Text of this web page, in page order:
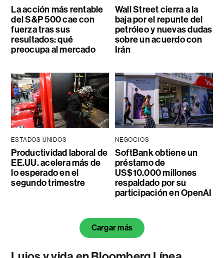
La acción más rentable
del S&P 500 cae con
fuerza tras sus
resultados: qué
preocupa al mercado
Wall Street cierra a la
baja por el repunte del
petróleo y nuevas dudas
sobre un acuerdo con
Irán
ESTADOS UNIDOS
Productividad laboral de
EE.UU. acelera más de
lo esperado en el
segundo trimestre
NEGOCIOS
SoftBank obtiene un
préstamo de
US$10.000 millones
respaldado por su
participación en OpenAI
Cargar más